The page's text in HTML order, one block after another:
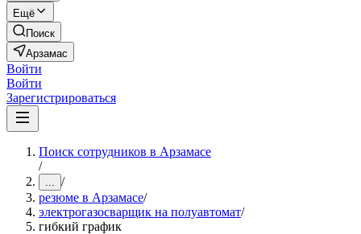
Ещё
Поиск
Арзамас
Войти
Войти
Зарегистрироваться
Поиск сотрудников в Арзамасе
/
... /
резюме в Арзамасе/
электрогазосварщик на полуавтомат/
гибкий график